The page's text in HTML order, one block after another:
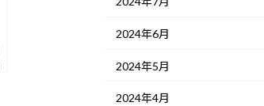
2024年6月
2024年5月
2024年4月